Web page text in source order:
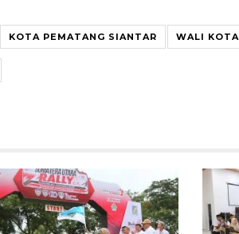
KOTA PEMATANG SIANTAR WALI KOTA
Berhaji
27 Juli 2026 20:00